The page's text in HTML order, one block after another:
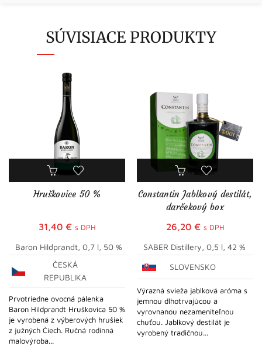
SÚVISIACE PRODUKTY
Hruškovice 50 %
31,40 € s DPH
Baron Hildprandt, 0,7 l, 50 %
ČESKÁ
REPUBLIKA
Prvotriedne ovocná pálenka
Baron Hildprandt Hruškovica 50 %
je vyrobená z výberových hrušiek
z južných Čiech. Ručná rodinná
malovýroba...
Constantin Jablkový destilát,
darčekový box
26,20 € s DPH
SABER Distillery, 0,5 l, 42 %
SLOVENSKO
Výrazná svieža jablková aróma s
jemnou dlhotrvajúcou a
vyrovnanou nezameniteľnou
chuťou. Jablkový destilát je
vyrobený tradičnou...